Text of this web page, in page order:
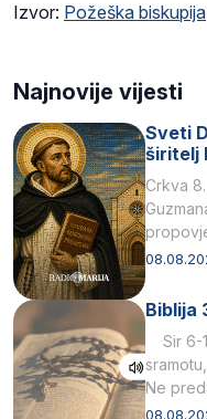
Izvor: Požeška biskupija
Najnovije vijesti
Sveti
širitelj
Crkva
Svojim
Biblija
Sir 6-
Ne